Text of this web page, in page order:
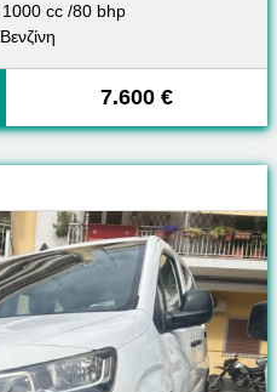
1000 cc /80 bhp
Βενζίνη
7.600 €